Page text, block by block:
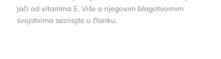
jači od vitamina E. Više o njegovim blagotvornim
svojstvima saznajte u članku.